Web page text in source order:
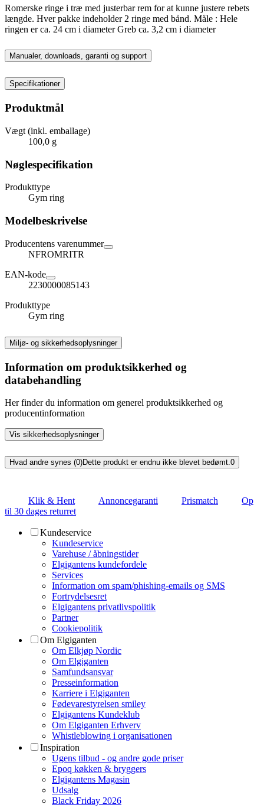
Romerske ringe i træ med justerbar rem for at kunne justere rebets
længde. Hver pakke indeholder 2 ringe med bånd. Måle : Hele
ringen er ca. 24 cm i diameter Greb ca. 3,2 cm i diameter
Manualer, downloads, garanti og support
Specifikationer
Produktmål
Vægt (inkl. emballage)
100,0 g
Nøglespecifikation
Produkttype
Gym ring
Modelbeskrivelse
Producentens varenummer
NFROMRITR
EAN-kode
2230000085143
Produkttype
Gym ring
Miljø- og sikkerhedsoplysninger
Information om produktsikkerhed og
databehandling
Her finder du information om generel produktsikkerhed og
producentinformation
Vis sikkerhedsoplysninger
Hvad andre synes (0)Dette produkt er endnu ikke blevet bedømt.0
Klik & Hent Annoncegaranti Prismatch
Op
til 30 dages returret
Kundeservice
Kundeservice
Varehuse / åbningstider
Elgigantens kundefordele
Services
Information om spam/phishing-emails og SMS
Fortrydelsesret
Elgigantens privatlivspolitik
Partner
Cookiepolitik
Om Elgiganten
Om Elkjøp Nordic
Om Elgiganten
Samfundsansvar
Presseinformation
Karriere i Elgiganten
Fødevarestyrelsen smiley
Elgigantens Kundeklub
Om Elgiganten Erhverv
Whistleblowing i organisationen
Inspiration
Ugens tilbud - og andre gode priser
Epoq køkken & bryggers
Elgigantens Magasin
Udsalg
Black Friday 2026